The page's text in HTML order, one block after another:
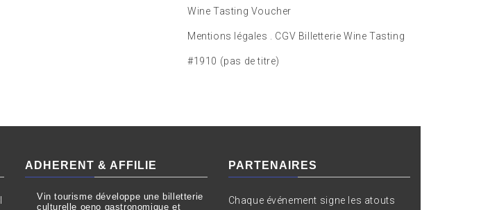
Wine Tasting Voucher
Mentions légales . CGV Billetterie Wine Tasting
#1910 (pas de titre)
ADHERENT & AFFILIE
Vin tourisme développe une billetterie
culturelle oeno gastronomique et
PARTENAIRES
Chaque événement signe les atouts